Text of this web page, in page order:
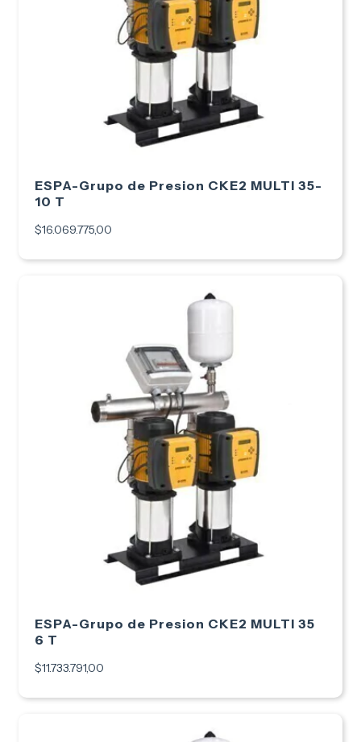
ESPA-Grupo de Presion CKE2 MULTI 35-
10 T
$16.069.775,00
ESPA-Grupo de Presion CKE2 MULTI 35
6 T
$11.733.791,00